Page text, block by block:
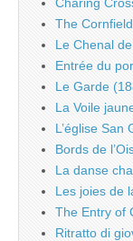
The
Le Chenal
Entrée du
Le Garde
La Voile
L’église San
Bords de
La danse
Les joies de
The Entry of
Ritratto di